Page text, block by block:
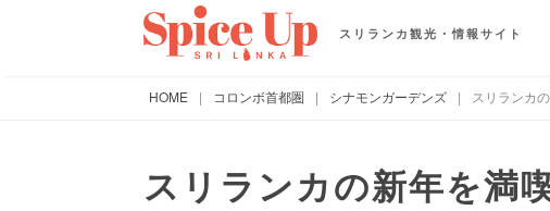
スリランカ観光・情報サイト
HOME | コロンボ首都圏 | シナモンガーデンズ | スリランカ
スリランカの新年を満